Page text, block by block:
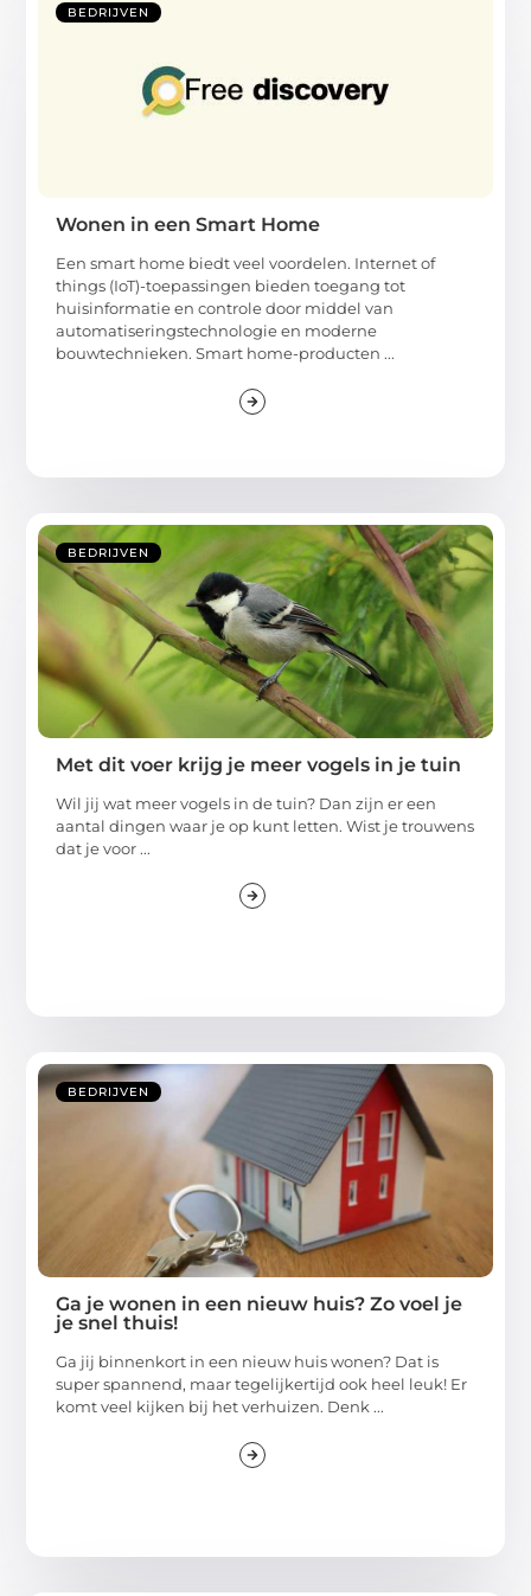
BEDRIJVEN
Wonen in een Smart Home
Een smart home biedt veel voordelen. Internet of
things (IoT)-toepassingen bieden toegang tot
huisinformatie en controle door middel van
automatiseringstechnologie en moderne
bouwtechnieken. Smart home-producten ...
BEDRIJVEN
Met dit voer krijg je meer vogels in je tuin
Wil jij wat meer vogels in de tuin? Dan zijn er een
aantal dingen waar je op kunt letten. Wist je trouwens
dat je voor ...
BEDRIJVEN
Ga je wonen in een nieuw huis? Zo voel je
je snel thuis!
Ga jij binnenkort in een nieuw huis wonen? Dat is
super spannend, maar tegelijkertijd ook heel leuk! Er
komt veel kijken bij het verhuizen. Denk ...